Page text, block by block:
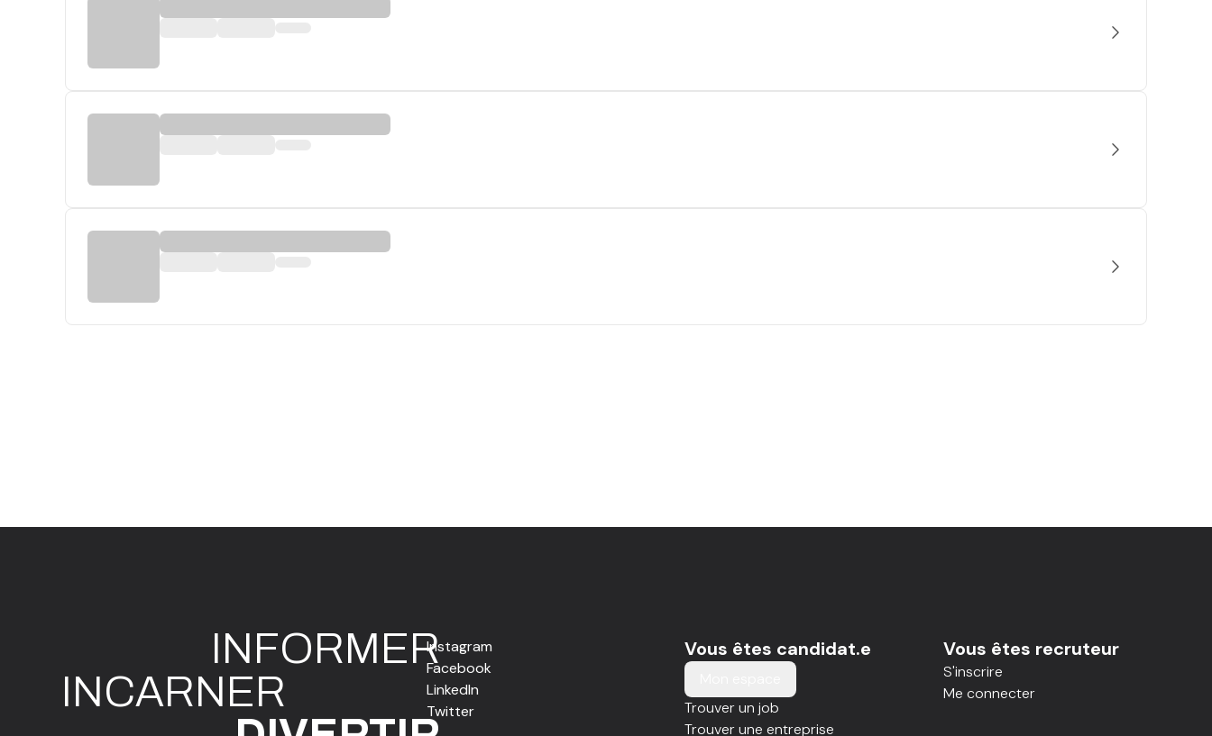
INFORMER
INCARNER
Instagram
Facebook
LinkedIn
Twitter
Vous êtes candidat.e
Trouver un job
Trouver une entreprise
Vous êtes recruteur
S'inscrire
Me connecter